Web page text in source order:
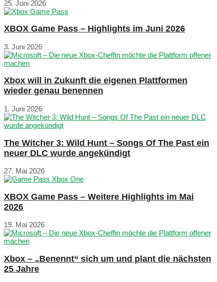
25. Juni 2026
XBOX Game Pass – Highlights im Juni 2026
3. Juni 2026
Xbox will in Zukunft die eigenen Plattformen
wieder genau benennen
1. Juni 2026
The Witcher 3: Wild Hunt – Songs Of The Past ein
neuer DLC wurde angekündigt
27. Mai 2026
XBOX Game Pass – Weitere Highlights im Mai
2026
19. Mai 2026
Xbox – „Benennt“ sich um und plant die nächsten
25 Jahre